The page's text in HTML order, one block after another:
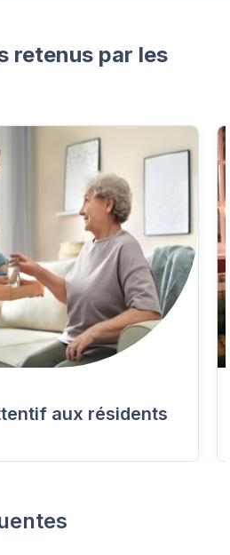
retenus par les
aux résidents